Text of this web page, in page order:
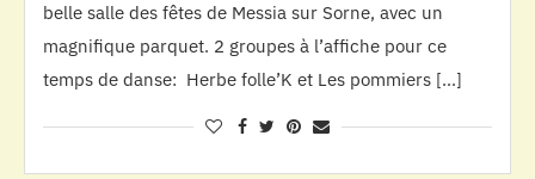
belle salle des fêtes de Messia sur Sorne, avec un
magnifique parquet. 2 groupes à l’affiche pour ce
temps de danse: Herbe folle’K et Les pommiers […]